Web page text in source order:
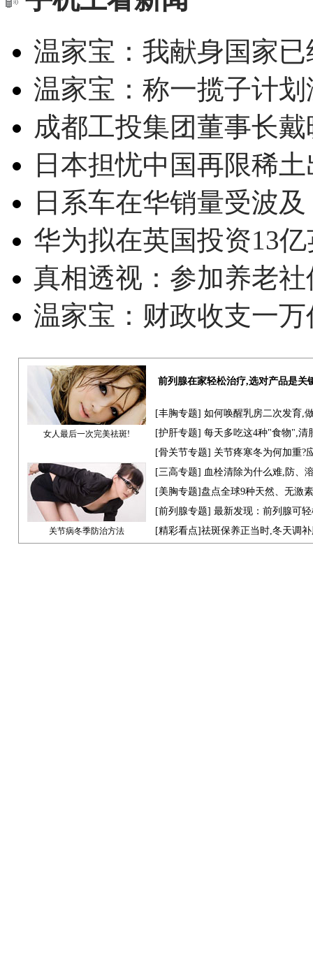
温家宝：我献身国家
温家宝：称一揽子计
成都工投集团董事长
日本担忧中国再限稀
日系车在华销量受波
华为拟在英国投资13
真相透视：参加养老
温家宝：财政收支一
女人最后一次完美祛斑!
前列腺在家轻松治疗,选对产品是关
[丰胸专题] 如何唤醒乳房二次发育,
[护肝专题] 每天多吃这4种"食物",清
[骨关节专题] 关节疼寒冬为何加重?
关节病冬季防治方法
[三高专题] 血栓清除为什么难,防、
[美胸专题]盘点全球9种天然、无激
[前列腺专题] 最新发现：前列腺可
[精彩看点]祛斑保养正当时,冬天调